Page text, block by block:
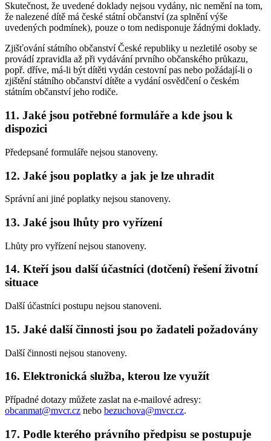
Skutečnost, že uvedené doklady nejsou vydány, nic nemění na tom,
že nalezené dítě má české státní občanství (za splnění výše
uvedených podmínek), pouze o tom nedisponuje žádnými doklady.
Zjišťování státního občanství České republiky u nezletilé osoby se
provádí zpravidla až při vydávání prvního občanského průkazu,
popř. dříve, má-li být dítěti vydán cestovní pas nebo požádají-li o
zjištění státního občanství dítěte a vydání osvědčení o českém
státním občanství jeho rodiče.
11. Jaké jsou potřebné formuláře a kde jsou k
dispozici
Předepsané formuláře nejsou stanoveny.
12. Jaké jsou poplatky a jak je lze uhradit
Správní ani jiné poplatky nejsou stanoveny.
13. Jaké jsou lhůty pro vyřízení
Lhůty pro vyřízení nejsou stanoveny.
14. Kteří jsou další účastníci (dotčení) řešení životní
situace
Další účastníci postupu nejsou stanoveni.
15. Jaké další činnosti jsou po žadateli požadovány
Další činnosti nejsou stanoveny.
16. Elektronická služba, kterou lze využít
Případné dotazy můžete zaslat na e-mailové adresy:
obcanmat@mvcr.cz nebo bezuchova@mvcr.cz.
17. Podle kterého právního předpisu se postupuje